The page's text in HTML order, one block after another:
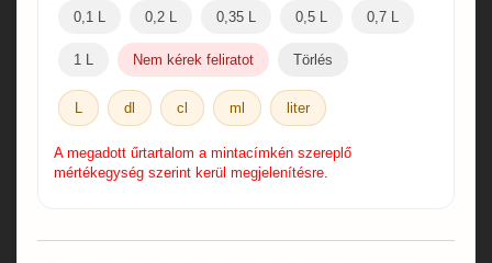
0,1 L 0,2 L 0,35 L 0,5 L 0,7 L
1 L Nem kérek feliratot Törlés
L dl cl ml liter
A megadott űrtartalom a mintacímkén szereplő
mértékegység szerint kerül megjelenítésre.